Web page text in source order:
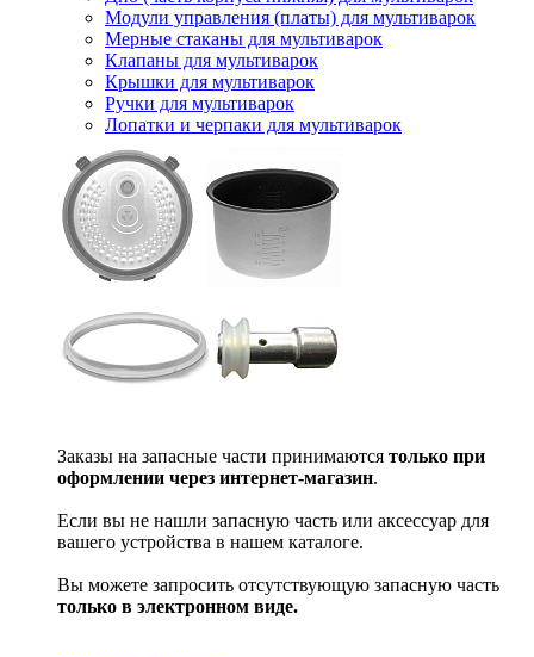
Модули управления (платы) для мультиварок
Мерные стаканы для мультиварок
Клапаны для мультиварок
Крышки для мультиварок
Ручки для мультиварок
Лопатки и черпаки для мультиварок
Заказы на запасные части принимаются только при
оформлении через интернет-магазин.
Если вы не нашли запасную часть или аксессуар для
вашего устройства в нашем каталоге.
Вы можете запросить отсутствующую запасную часть
только в электронном виде.